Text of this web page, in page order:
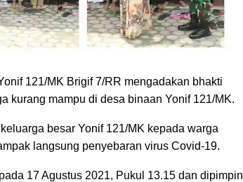
121/MK Brigif 7/RR mengadakan bhakti
kurang mampu di desa binaan Yonif 121/MK.
besar Yonif 121/MK kepada warga
langsung penyebaran virus Covid-19.
17 Agustus 2021, Pukul 13.15 dan dipimpin